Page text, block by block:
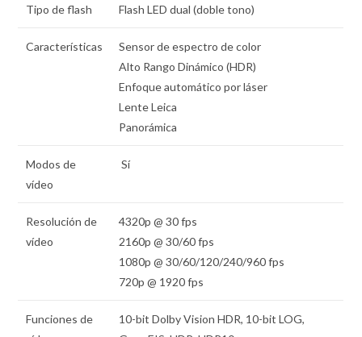
Tipo de flash Flash LED dual (doble tono)
Características
Sensor de espectro de color
Alto Rango Dinámico (HDR)
Enfoque automático por láser
Lente Leica
Panorámica
Modos de
vídeo
Sí
Resolución de
vídeo
4320p @ 30 fps
2160p @ 30/60 fps
1080p @ 30/60/120/240/960 fps
720p @ 1920 fps
Funciones de
10-bit Dolby Vision HDR, 10-bit LOG,